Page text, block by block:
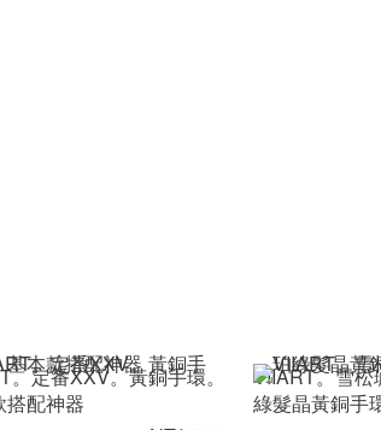
。定番XXV。黃銅手環。
搭配神器
VIIART。雪
綠髮晶黃銅手